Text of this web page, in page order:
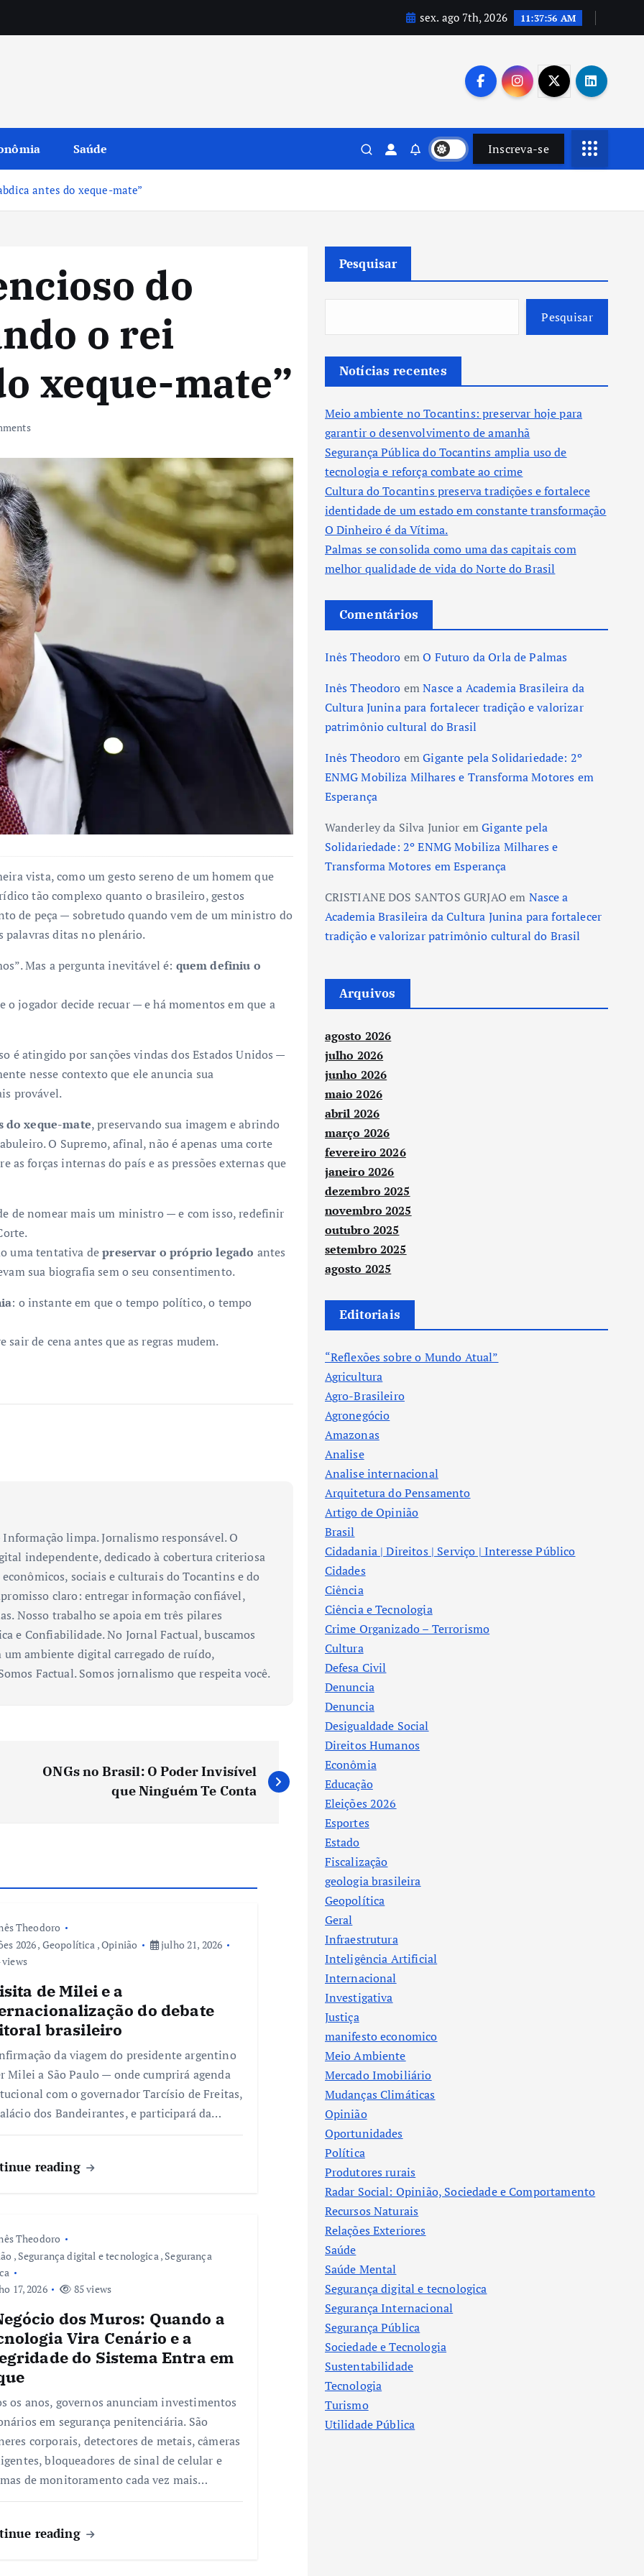
sex. ago 7th, 2026 11:37:58 AM
Saúde Inscreva-se
antes do xeque-mate”
do
o rei
xeque-mate”
vista, como um gesto sereno de um homem que
tão complexo quanto o brasileiro, gestos
de peça — sobretudo quando vem de um ministro do
palavras ditas no plenário.
Mas a pergunta inevitável é: quem definiu o
jogador decide recuar — e há momentos em que a
é atingido por sanções vindas dos Estados Unidos —
nesse contexto que ele anuncia sua
provável.
do xeque-mate, preservando sua imagem e abrindo
O Supremo, afinal, não é apenas uma corte
as forças internas do país e as pressões externas que
de nomear mais um ministro — e com isso, redefinir
uma tentativa depreservar o próprio legado antes
sua biografia sem o seu consentimento.
: o instante em que o tempo político, o tempo
de cena antes que as regras mudem.
limpa. Jornalismo responsável. O
independente, dedicado à cobertura criteriosa
sociais e culturais do Tocantins e do
claro: entregar informação confiável,
Nosso trabalho se apoia em três pilares
e Confiabilidade. No Jornal Factual, buscamos
ambiente digital carregado de ruído,
Factual. Somos jornalismo que respeita você.
ONGs no Brasil: O Poder Invisível
que Ninguém Te Conta
Theodoro
2026, Geopolítica ,Opinião
julho 21, 2026
views
de Milei e a
do debate
brasileiro
da viagem do presidente argentino
Milei a São Paulo — onde cumprirá agenda
com o governador Tarcísio de Freitas,
dos Bandeirantes, e participará da…
reading
Theodoro
, Segurança digital e tecnologica, Segurança
17, 2026
85 views
dos Muros: Quando a
Vira Cenário e a
do Sistema Entra em
os anos, governos anunciam investimentos
em segurança penitenciária. São
corporais, detectores de metais, câmeras
bloqueadores de sinal de celular e
de monitoramento cada vez mais…
reading
Pesquisar
Pesquisar
Notícias recentes
Meio ambiente no Tocantins: preservar hoje para
garantir o desenvolvimento de amanhã
Segurança Pública do Tocantins amplia uso de
tecnologia e reforça combate ao crime
Cultura do Tocantins preserva tradições e fortalece
identidade de um estado em constante transformação
O Dinheiro é da Vítima.
Palmas se consolida como uma das capitais com
melhor qualidade de vida do Norte do Brasil
Comentários
Inês Theodoro emO Futuro da Orla de Palmas
Inês Theodoro emNasce a Academia Brasileira da
Cultura Junina para fortalecer tradição e valorizar
patrimônio cultural do Brasil
Inês Theodoro emGigante pela Solidariedade: 2º
ENMG Mobiliza Milhares e Transforma Motores em
Esperança
Wanderley da Silva Junior emGigante pela
Solidariedade: 2º ENMG Mobiliza Milhares e
Transforma Motores em Esperança
CRISTIANE DOS SANTOS GURJAO em Nasce a
Academia Brasileira da Cultura Junina para fortalecer
tradição e valorizar patrimônio cultural do Brasil
Arquivos
agosto 2026
julho 2026
junho 2026
maio 2026
abril 2026
março 2026
fevereiro 2026
janeiro 2026
dezembro 2025
novembro 2025
outubro 2025
setembro 2025
agosto 2025
Editoriais
“Reflexões sobre o Mundo Atual”
Agricultura
Agro-Brasileiro
Agronegócio
Amazonas
Analise
Analise internacional
Arquitetura do Pensamento
Artigo de Opinião
Brasil
Cidadania | Direitos | Serviço | Interesse Público
Cidades
Ciência
Ciência e Tecnologia
Crime Organizado – Terrorismo
Cultura
Defesa Civil
Denuncia
Denuncia
Desigualdade Social
Direitos Humanos
Econômia
Educação
Eleições 2026
Esportes
Estado
Fiscalização
geologia brasileira
Geopolítica
Geral
Infraestrutura
Inteligência Artificial
Internacional
Investigativa
Justiça
manifesto economico
Meio Ambiente
Mercado Imobiliário
Mudanças Climáticas
Opinião
Oportunidades
Política
Produtores rurais
Radar Social: Opinião, Sociedade e Comportamento
Recursos Naturais
Relações Exteriores
Saúde
Saúde Mental
Segurança digital e tecnologica
Segurança Internacional
Segurança Pública
Sociedade e Tecnologia
Sustentabilidade
Tecnologia
Turismo
Utilidade Pública